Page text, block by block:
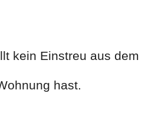
kein Einstreu aus dem
hast.